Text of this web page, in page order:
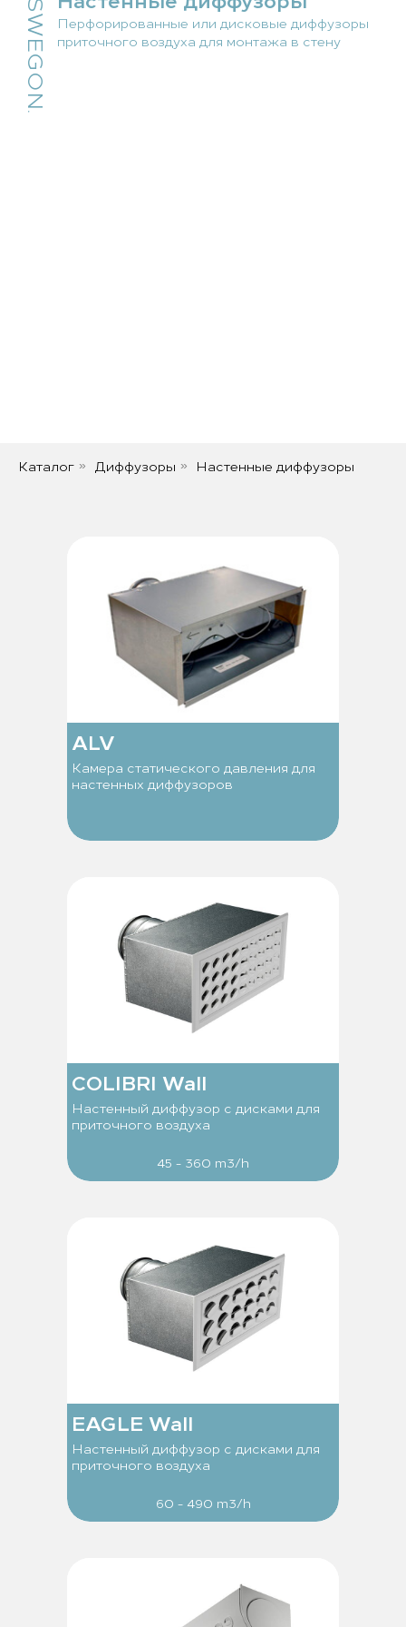
SWEGON.
Перфорированные или дисковые диффузоры
приточного воздуха для монтажа в стену
Каталог » Диффузоры » Настенные диффузоры
ALV
Камера статического давления для
настенных диффузоров
COLIBRI Wall
Настенный диффузор с дисками для
приточного воздуха
45 - 360 m3/h
EAGLE Wall
Настенный диффузор с дисками для
приточного воздуха
60 - 490 m3/h